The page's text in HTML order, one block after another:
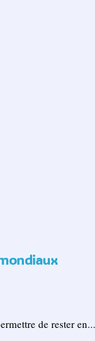
de rester en...